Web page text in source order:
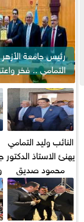
رئيس جامعة
التمامي .. فخر
النائب وليد التمامي
يهنئ الاستاذ الدكتور
محمود صديق
تكليفة قائم باعمال
...